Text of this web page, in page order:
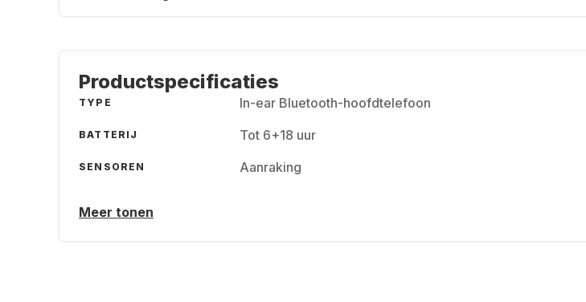
Productspecificaties
TYPE In-ear Bluetooth-hoofdtelefoon
BATTERIJ Tot 6+18 uur
SENSOREN Aanraking
Meer tonen